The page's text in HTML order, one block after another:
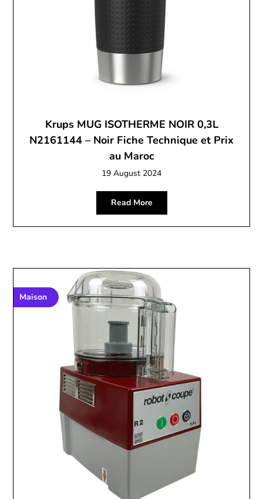
Krups MUG ISOTHERME NOIR 0,3L
N2161144 – Noir Fiche Technique et Prix
au Maroc
19 August 2024
Read More
Maison